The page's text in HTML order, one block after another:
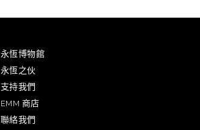
永恆博物館
永恆之伙
支持我們
EMM 商店
聯絡我們